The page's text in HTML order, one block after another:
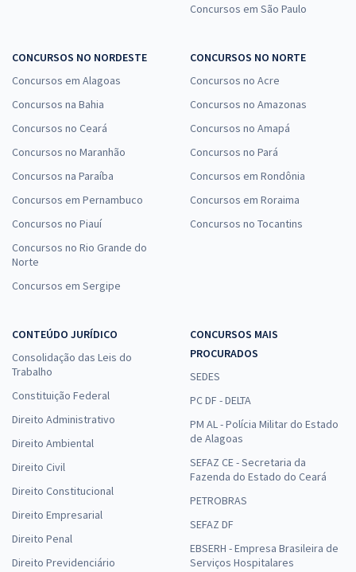
Concursos em São Paulo
CONCURSOS NO NORDESTE
Concursos em Alagoas
Concursos na Bahia
Concursos no Ceará
Concursos no Maranhão
Concursos na Paraíba
Concursos em Pernambuco
Concursos no Piauí
Concursos no Rio Grande do
Norte
Concursos em Sergipe
CONCURSOS NO NORTE
Concursos no Acre
Concursos no Amazonas
Concursos no Amapá
Concursos no Pará
Concursos em Rondônia
Concursos em Roraima
Concursos no Tocantins
CONTEÚDO JURÍDICO
Consolidação das Leis do
Trabalho
Constituição Federal
Direito Administrativo
Direito Ambiental
Direito Civil
Direito Constitucional
Direito Empresarial
Direito Penal
Direito Previdenciário
CONCURSOS MAIS
PROCURADOS
SEDES
PC DF - DELTA
PM AL - Polícia Militar do Estado
de Alagoas
SEFAZ CE - Secretaria da
Fazenda do Estado do Ceará
PETROBRAS
SEFAZ DF
EBSERH - Empresa Brasileira de
Serviços Hospitalares